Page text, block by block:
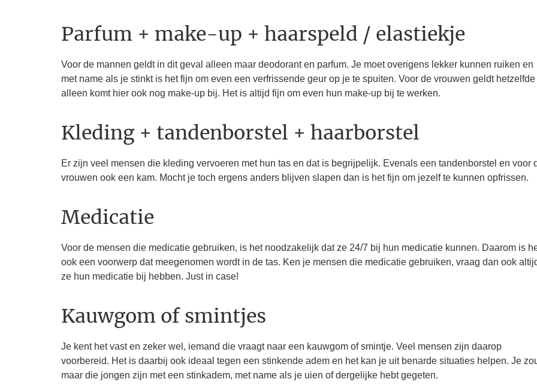
Parfum + make-up + haarspeld / elastiekje
Voor de mannen geldt in dit geval alleen maar deodorant en parfum. Je moet overigens lekker kunnen ruiken en
met name als je stinkt is het fijn om even een verfrissende geur op je te spuiten. Voor de vrouwen geldt hetzelfde
alleen komt hier ook nog make-up bij. Het is altijd fijn om even hun make-up bij te werken.
Kleding + tandenborstel + haarborstel
Er zijn veel mensen die kleding vervoeren met hun tas en dat is begrijpelijk. Evenals een tandenborstel en voor
vrouwen ook een kam. Mocht je toch ergens anders blijven slapen dan is het fijn om jezelf te kunnen opfrissen.
Medicatie
Voor de mensen die medicatie gebruiken, is het noodzakelijk dat ze 24/7 bij hun medicatie kunnen. Daarom is
ook een voorwerp dat meegenomen wordt in de tas. Ken je mensen die medicatie gebruiken, vraag dan ook
ze hun medicatie bij hebben. Just in case!
Kauwgom of smintjes
Je kent het vast en zeker wel, iemand die vraagt naar een kauwgom of smintje. Veel mensen zijn daarop
voorbereid. Het is daarbij ook ideaal tegen een stinkende adem en het kan je uit benarde situaties helpen. Je
maar die jongen zijn met een stinkadem, met name als je uien of dergelijke hebt gegeten.